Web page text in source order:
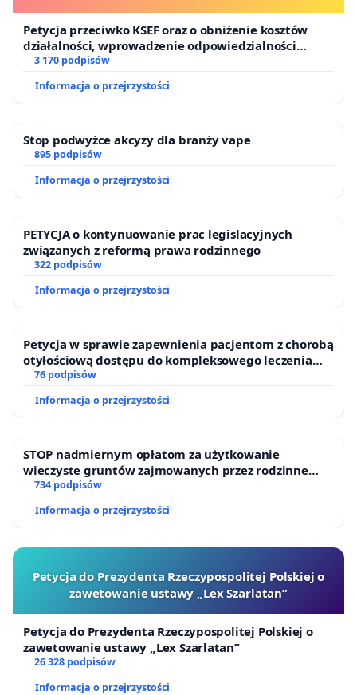
Petycja przeciwko KSEF oraz o obniżenie kosztów
działalności, wprowadzenie odpowiedzialności
finansowej kluczowych urzędników i sędziów
3 170 podpisów
Informacja o przejrzystości
Stop podwyżce akcyzy dla branży vape
895 podpisów
Informacja o przejrzystości
PETYCJA o kontynuowanie prac legislacyjnych
związanych z reformą prawa rodzinnego
322 podpisów
Informacja o przejrzystości
Petycja w sprawie zapewnienia pacjentom z chorobą
otyłościową dostępu do kompleksowego leczenia
oraz programów profilaktycznych.
76 podpisów
Informacja o przejrzystości
STOP nadmiernym opłatom za użytkowanie
wieczyste gruntów zajmowanych przez rodzinne
ogrody działkowe.
734 podpisów
Informacja o przejrzystości
Petycja do Prezydenta Rzeczypospolitej Polskiej o
zawetowanie ustawy „Lex Szarlatan”
Petycja do Prezydenta Rzeczypospolitej Polskiej o
zawetowanie ustawy „Lex Szarlatan”
26 328 podpisów
Informacja o przejrzystości